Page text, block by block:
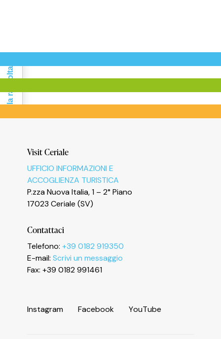
Visit Ceriale
UFFICIO INFORMAZIONI E
ACCOGLIENZA TURISTICA
P.zza Nuova Italia, 1 – 2° Piano
17023 Ceriale (SV)
Contattaci
Telefono: +39 0182 919350
E-mail: Scrivi un messaggio
Fax: +39 0182 991461
Instagram Facebook YouTube
Informativa sulla raccolta